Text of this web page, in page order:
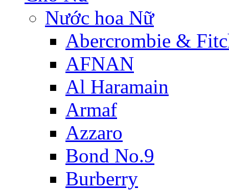
Nước hoa Nữ
Abercrombie &
AFNAN
Al Haramain
Armaf
Azzaro
Bond No.9
Burberry